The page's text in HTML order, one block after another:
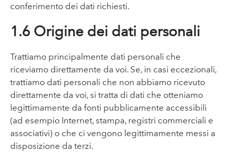
conferimento dei dati richiesti.
1.6 Origine dei dati personali
Trattiamo principalmente dati personali che
riceviamo direttamente da voi. Se, in casi eccezionali,
trattiamo dati personali che non abbiamo ricevuto
direttamente da voi, si tratta di dati che otteniamo
legittimamente da fonti pubblicamente accessibili
(ad esempio Internet, stampa, registri commerciali e
associativi) o che ci vengono legittimamente messi a
disposizione da terzi.